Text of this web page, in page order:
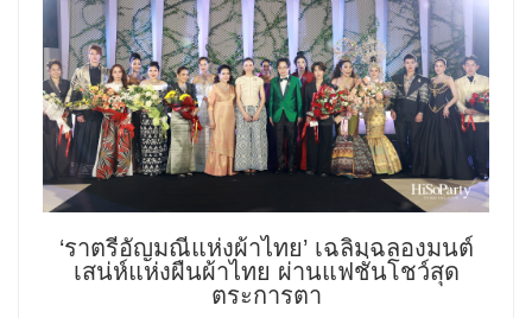
‘ราตรีอัญมณีแห่งผ้าไทย’ เฉลิมฉลองมนต์
เสน่ห์แห่งผืนผ้าไทย ผ่านแฟชั่นโชว์สุด
ตระการตา